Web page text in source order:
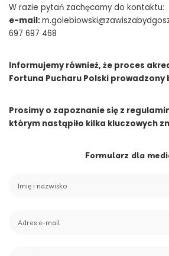
W razie pytań zachęcamy do kontaktu:
e-mail:
697 697 468
Informujemy również, że proces
Fortuna Pucharu Polski prowadzony
Prosimy o zapoznanie się z
którym nastąpiło kilka kluczowych
Formularz dla